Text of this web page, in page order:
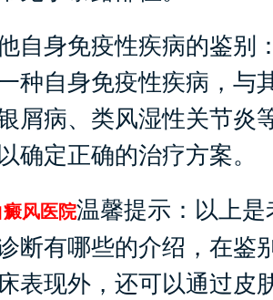
身免疫性疾病的鉴别
种自身免疫性疾病，与
屑病、类风湿性关节炎
确定正确的治疗方案。
风医院温馨提示：以上
断有哪些的介绍，在鉴
表现外，还可以通过皮